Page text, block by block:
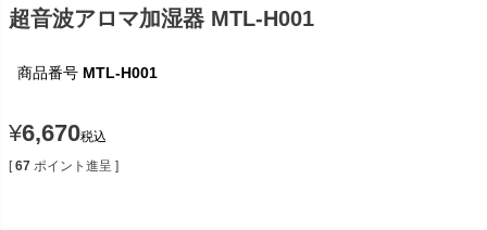
超音波アロマ加湿器 MTL-H001
商品番号 MTL-H001
¥6,670税込
[ 67 ポイント進呈 ]